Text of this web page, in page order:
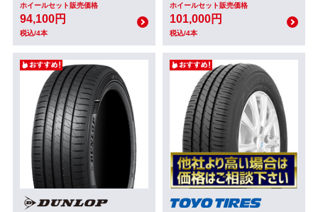
ホイールセット販売価格
94,100円
税込/4本
ホイールセット販売価格
101,000円
税込/4本